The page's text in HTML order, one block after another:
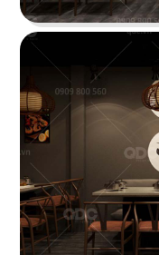
tưởng cho
mang